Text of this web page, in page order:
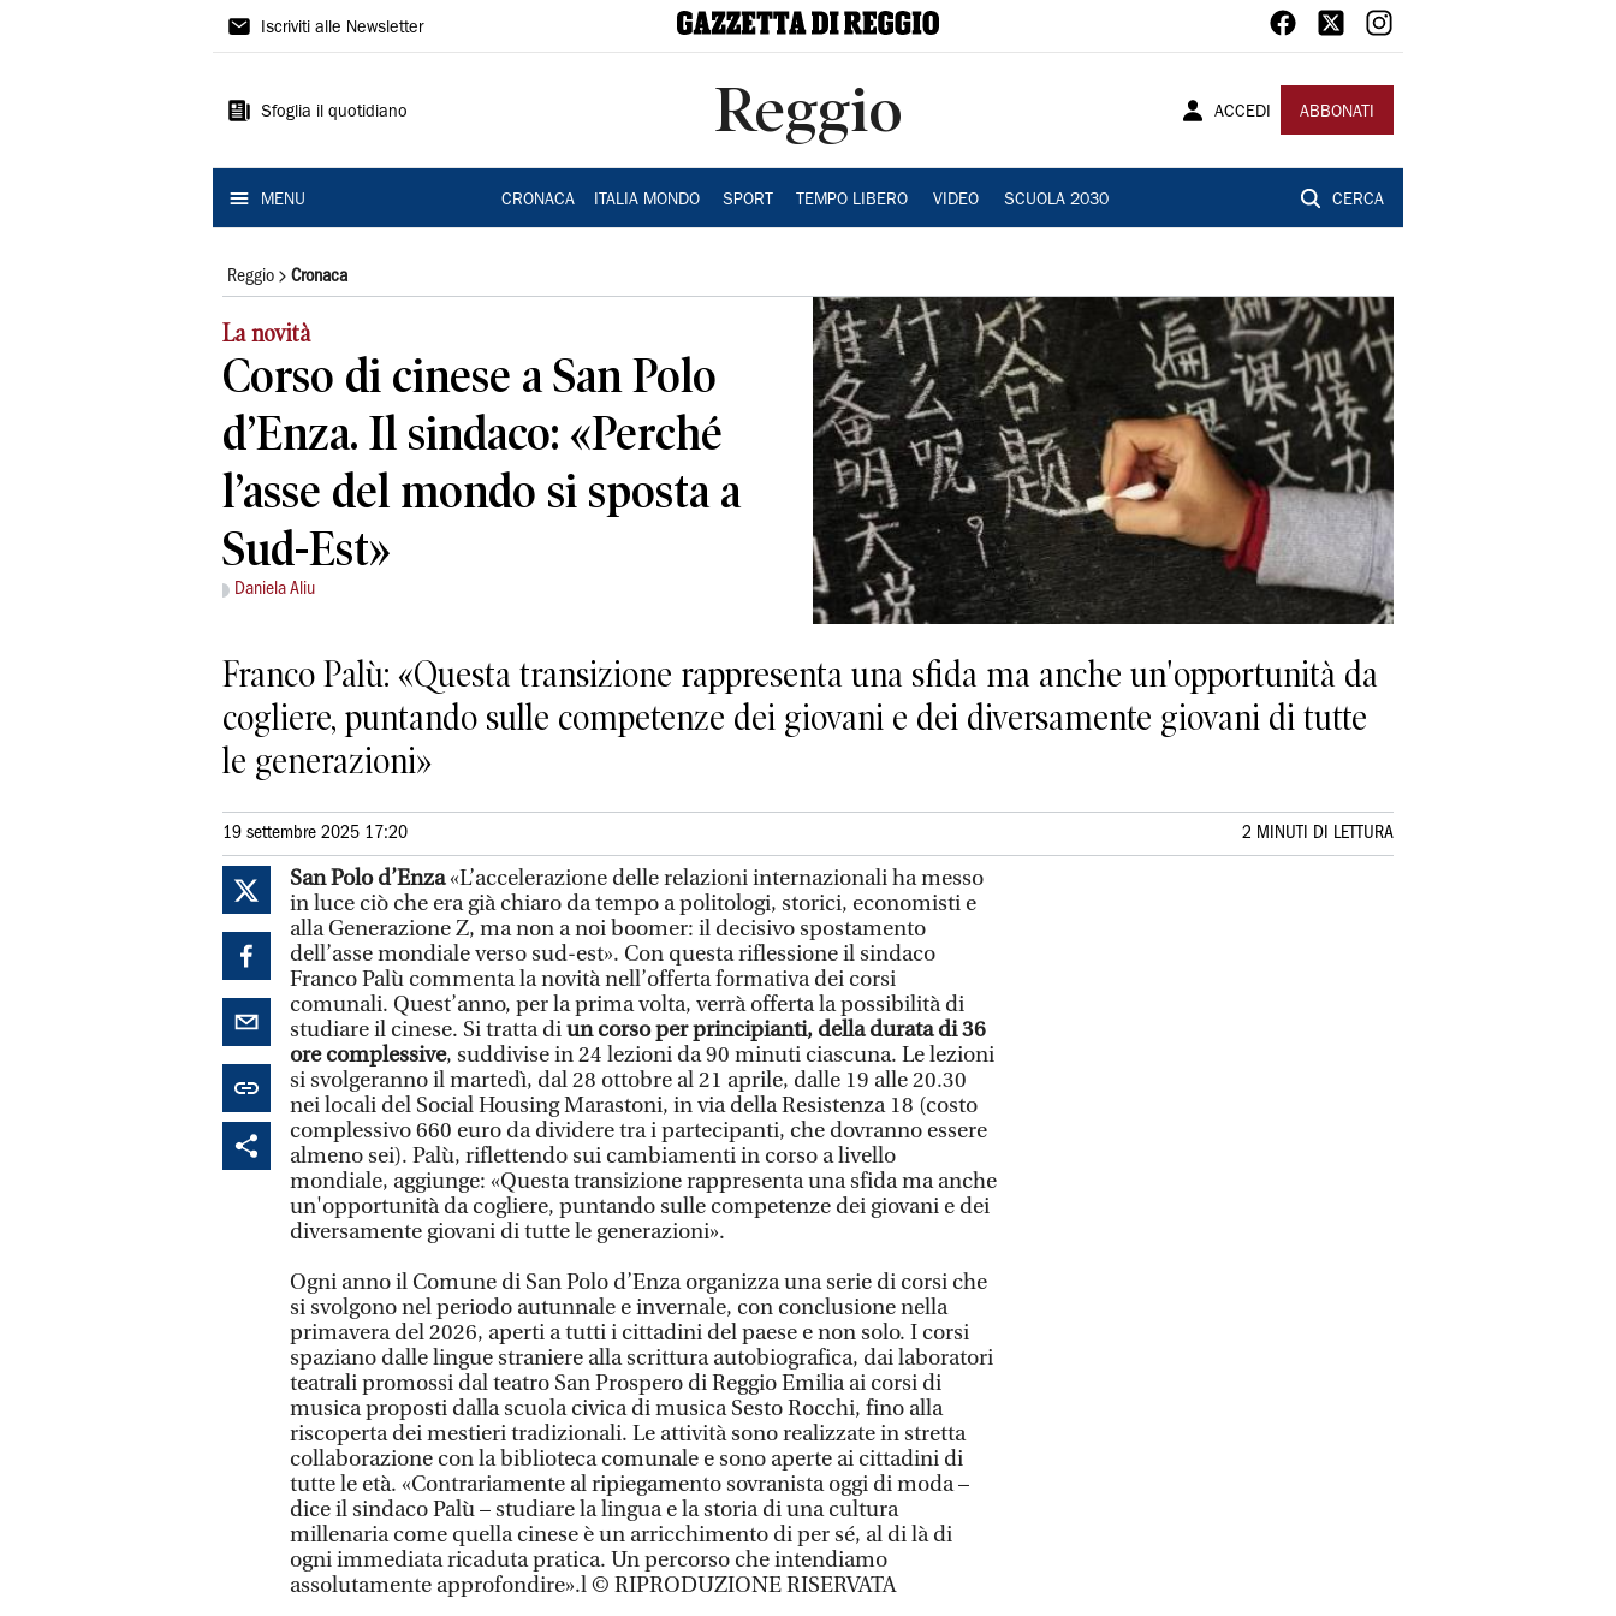
Gazzetta
Reggio
Iscriviti alle Newsletter
Sfoglia il quotidiano Reggio ACCEDI ABBONATI
MENU CRONACA ITALIA MONDO SPORT TEMPO LIBERO VIDEO SCUOLA 2030 CERCA
Reggio Cronaca
La novità
Corso di cinese a San Polo
d’Enza. Il sindaco: «Perché
l’asse del mondo si sposta a
Sud-Est»
Daniela Aliu
Franco Palù: «Questa transizione rappresenta una sfida ma anche un'opportunità da
cogliere, puntando sulle competenze dei giovani e dei diversamente giovani di tutte
le generazioni»
19 settembre 2025 17:20 2 MINUTI DI LETTURA
San Polo d’Enza«L’accelerazione delle relazioni internazionali ha messo
in luce ciò che era già chiaro da tempo a politologi, storici, economisti e
alla Generazione Z, ma non a noi boomer: il decisivo spostamento
dell’asse mondiale verso sud-est». Con questa riflessione il sindaco
Franco Palù commenta la novità nell’offerta formativa dei corsi
comunali. Quest’anno, per la prima volta, verrà offerta la possibilità di
studiare il cinese. Si tratta diun corso per principianti, della durata di 36
ore complessive, suddivise in 24 lezioni da 90 minuti ciascuna. Le lezioni
si svolgeranno il martedì, dal 28 ottobre al 21 aprile, dalle 19 alle 20.30
nei locali del Social Housing Marastoni, in via della Resistenza 18 (costo
complessivo 660 euro da dividere tra i partecipanti, che dovranno essere
almeno sei). Palù, riflettendo sui cambiamenti in corso a livello
mondiale, aggiunge: «Questa transizione rappresenta una sfida ma anche
un'opportunità da cogliere, puntando sulle competenze dei giovani e dei
diversamente giovani di tutte le generazioni».
Ogni anno il Comune di San Polo d’Enza organizza una serie di corsi che
si svolgono nel periodo autunnale e invernale, con conclusione nella
primavera del 2026, aperti a tutti i cittadini del paese e non solo. I corsi
spaziano dalle lingue straniere alla scrittura autobiografica, dai laboratori
teatrali promossi dal teatro San Prospero di Reggio Emilia ai corsi di
musica proposti dalla scuola civica di musica Sesto Rocchi, fino alla
riscoperta dei mestieri tradizionali. Le attività sono realizzate in stretta
collaborazione con la biblioteca comunale e sono aperte ai cittadini di
tutte le età. «Contrariamente al ripiegamento sovranista oggi di moda –
dice il sindaco Palù – studiare la lingua e la storia di una cultura
millenaria come quella cinese è un arricchimento di per sé, al di là di
ogni immediata ricaduta pratica. Un percorso che intendiamo
assolutamente approfondire».l © RIPRODUZIONE RISERVATA